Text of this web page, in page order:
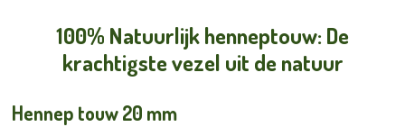
100% Natuurlijk henneptouw: De
krachtigste vezel uit de natuur
Hennep touw 20 mm